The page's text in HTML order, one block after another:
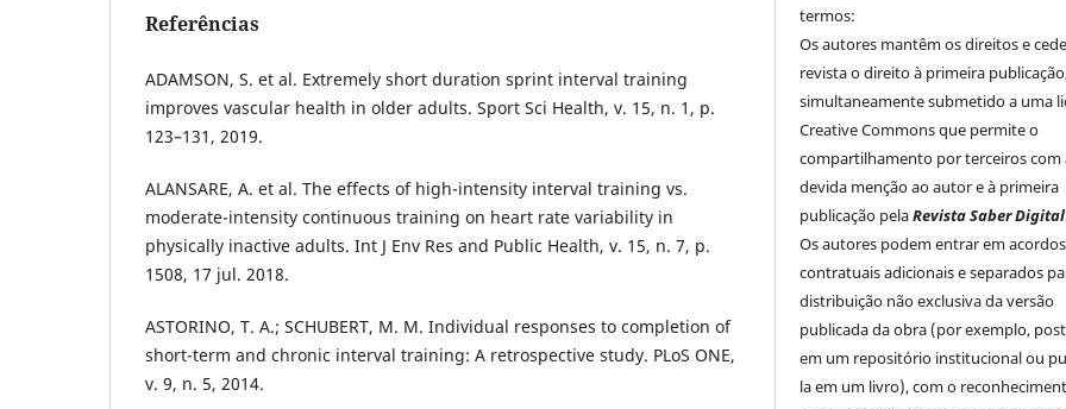
Referências
ADAMSON, S. et al. Extremely short duration sprint interval training
improves vascular health in older adults. Sport Sci Health, v. 15, n. 1, p.
123–131, 2019.
ALANSARE, A. et al. The effects of high-intensity interval training vs.
moderate-intensity continuous training on heart rate variability in
physically inactive adults. Int J Env Res and Public Health, v. 15, n. 7, p.
1508, 17 jul. 2018.
ASTORINO, T. A.; SCHUBERT, M. M. Individual responses to completion of
short-term and chronic interval training: A retrospective study. PLoS ONE,
v. 9, n. 5, 2014.
termos:
Os autores mantêm os direitos e
revista o direito à primeira
simultaneamente submetido a uma
Creative Commons que permite o
compartilhamento por terceiros com
devida menção ao autor e à primeira
publicação pelaRevista Saber Digital
Os autores podem entrar em acordos
contratuais adicionais e separados
distribuição não exclusiva da versão
publicada da obra (por exemplo,
em um repositório institucional ou
la em um livro), com o